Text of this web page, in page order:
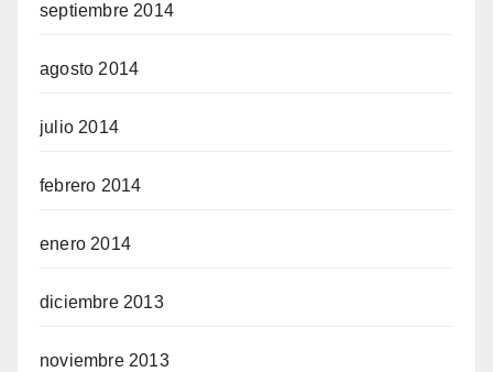
septiembre 2014
agosto 2014
julio 2014
febrero 2014
enero 2014
diciembre 2013
noviembre 2013